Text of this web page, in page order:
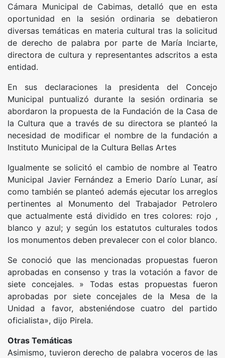
Cámara Municipal de Cabimas, detalló que en esta
oportunidad en la sesión ordinaria se debatieron
diversas temáticas en materia cultural tras la solicitud
de derecho de palabra por parte de María Inciarte,
directora de cultura y representantes adscritos a esta
entidad.
En sus declaraciones la presidenta del Concejo
Municipal puntualizó durante la sesión ordinaria se
abordaron la propuesta de la Fundación de la Casa de
la Cultura que a través de su directora se planteó la
necesidad de modificar el nombre de la fundación a
Instituto Municipal de la Cultura Bellas Artes
Igualmente se solicitó el cambio de nombre al Teatro
Municipal Javier Fernández a Emerio Darío Lunar, así
como también se planteó además ejecutar los arreglos
pertinentes al Monumento del Trabajador Petrolero
que actualmente está dividido en tres colores: rojo ,
blanco y azul; y según los estatutos culturales todos
los monumentos deben prevalecer con el color blanco.
Se conoció que las mencionadas propuestas fueron
aprobadas en consenso y tras la votación a favor de
siete concejales. » Todas estas propuestas fueron
aprobadas por siete concejales de la Mesa de la
Unidad a favor, absteniéndose cuatro del partido
oficialista», dijo Pirela.
Otras Temáticas
Asimismo, tuvieron derecho de palabra voceros de las